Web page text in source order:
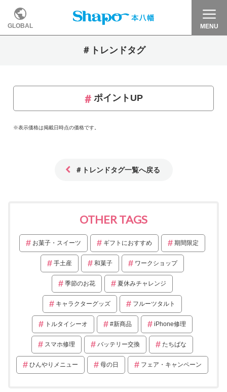
GLOBAL MENU
＃トレンドタグ
ポイントUP
※表示価格は掲載日時点の価格です。
＃トレンドタグ一覧へ戻る
OTHER TAGS
お菓子・スイーツ ギフトにおすすめ 期間限定
手土産 和菓子 ワークショップ
季節のお花 夏休みチャレンジ
キャラクターグッズ フルーツタルト
トルタイシーオ #新商品 iPhone修理
スマホ修理 バッテリー交換 たちばな
ひんやりメニュー 母の日 フェア・キャンペーン